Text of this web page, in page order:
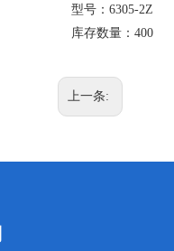
型号： 6305-2Z
库存数量： 400
上一条: